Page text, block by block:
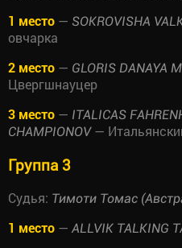
1 место — SOKROVISHA
овчарка
2 место — GLORIS DANAYA
Цвергшнауцер
3 место — ITALICAS
CHAMPIONOV—
Группа 3
Судья: Тимоти Томас
1 место — ALLVIK TALKING